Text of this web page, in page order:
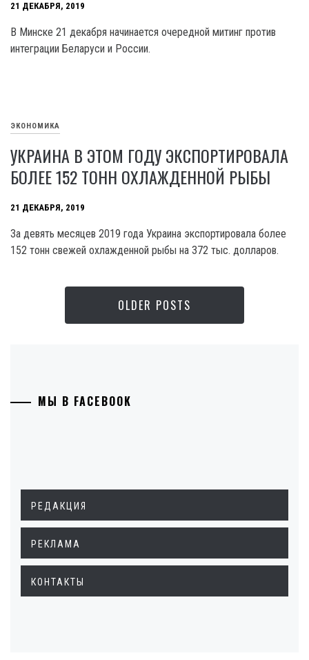
21 ДЕКАБРЯ, 2019
В Минске 21 декабря начинается очередной митинг против
интеграции Беларуси и России.
ЭКОНОМИКА
УКРАИНА В ЭТОМ ГОДУ ЭКСПОРТИРОВАЛА
БОЛЕЕ 152 ТОНН ОХЛАЖДЕННОЙ РЫБЫ
21 ДЕКАБРЯ, 2019
За девять месяцев 2019 года Украина экспортировала более
152 тонн свежей охлажденной рыбы на 372 тыс. долларов.
OLDER POSTS
МЫ В FACEBOOK
РЕДАКЦИЯ
РЕКЛАМА
КОНТАКТЫ